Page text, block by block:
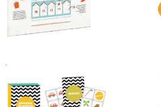
.